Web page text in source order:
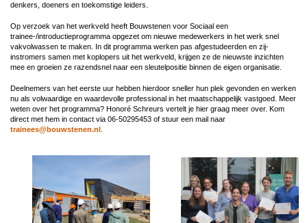
denkers, doeners en toekomstige leiders.
Op verzoek van het werkveld heeft Bouwstenen voor Sociaal een
trainee-/introductieprogramma opgezet om nieuwe medewerkers in het werk snel
vakvolwassen te maken. In dit programma werken pas afgestudeerden en zij-
instromers samen met koplopers uit het werkveld, krijgen ze de nieuwste inzichten
mee en groeien ze razendsnel naar een sleutelpositie binnen de eigen organisatie.
Deelnemers van het eerste uur hebben hierdoor sneller hun plek gevonden en werken
nu als volwaardige en waardevolle professional in het maatschappelijk vastgoed. Meer
weten over het programma? Honoré Schreurs vertelt je hier graag meer over. Kom
direct met hem in contact via 06-50295453 of stuur een mail naar
trainees@bouwstenen.nl